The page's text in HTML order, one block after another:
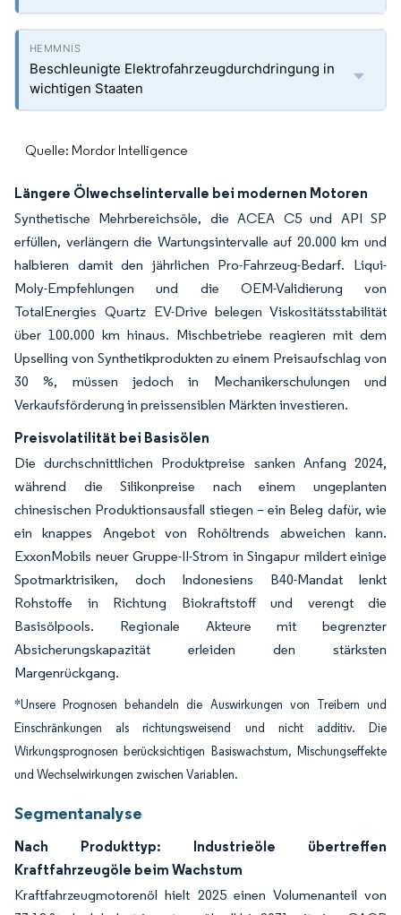
Beschleunigte Elektrofahrzeugdurchdringung in
wichtigen Staaten
Quelle: Mordor Intelligence
Längere Ölwechselintervalle bei modernen Motoren
Synthetische Mehrbereichsöle, die ACEA C5 und API SP
erfüllen, verlängern die Wartungsintervalle auf 20.000 km und
halbieren damit den jährlichen Pro-Fahrzeug-Bedarf. Liqui-
Moly-Empfehlungen und die OEM-Validierung von
TotalEnergies Quartz EV-Drive belegen Viskositätsstabilität
über 100.000 km hinaus. Mischbetriebe reagieren mit dem
Upselling von Synthetikprodukten zu einem Preisaufschlag von
30 %, müssen jedoch in Mechanikerschulungen und
Verkaufsförderung in preissensiblen Märkten investieren.
Preisvolatilität bei Basisölen
Die durchschnittlichen Produktpreise sanken Anfang 2024,
während die Silikonpreise nach einem ungeplanten
chinesischen Produktionsausfall stiegen – ein Beleg dafür, wie
ein knappes Angebot von Rohöltrends abweichen kann.
ExxonMobils neuer Gruppe-II-Strom in Singapur mildert einige
Spotmarktrisiken, doch Indonesiens B40-Mandat lenkt
Rohstoffe in Richtung Biokraftstoff und verengt die
Basisölpools. Regionale Akteure mit begrenzter
Absicherungskapazität erleiden den stärksten
Margenrückgang.
*Unsere Prognosen behandeln die Auswirkungen von Treibern und
Einschränkungen als richtungsweisend und nicht additiv. Die
Wirkungsprognosen berücksichtigen Basiswachstum, Mischungseffekte
und Wechselwirkungen zwischen Variablen.
Segmentanalyse
Nach Produkttyp: Industrieöle übertreffen
Kraftfahrzeugöle beim Wachstum
Kraftfahrzeugmotorenöl hielt 2025 einen Volumenanteil von